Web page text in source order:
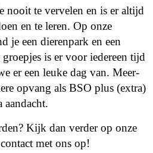
nooit te vervelen en is er altijd
en te leren. Op onze
je een dierenpark en een
is er voor iedereen tijd
er een leuke dag van. Meer-
opvang als BSO plus (extra)
Kijk dan verder op onze
met ons op!